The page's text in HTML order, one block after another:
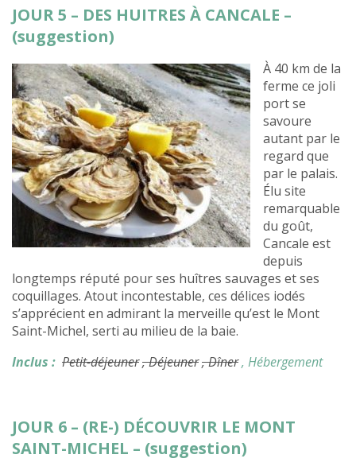
JOUR 5 – DES HUITRES À CANCALE –
(suggestion)
À 40 km de la
ferme ce joli
port se
savoure
autant par le
regard que
par le palais.
Élu site
remarquable
du goût,
Cancale est
depuis
longtemps réputé pour ses huîtres sauvages et ses
coquillages. Atout incontestable, ces délices iodés
s’apprécient en admirant la merveille qu’est le Mont
Saint-Michel, serti au milieu de la baie.
Inclus : Petit-déjeuner, Déjeuner, Dîner, Hébergement
JOUR 6 – (RE-) DÉCOUVRIR LE MONT
SAINT-MICHEL – (suggestion)